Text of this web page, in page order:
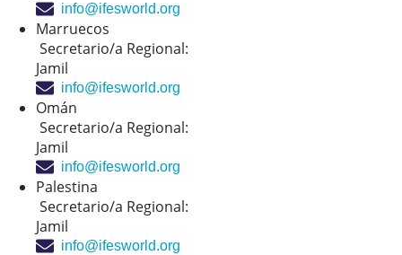
info@ifesworld.org
Marruecos
Secretario/a Regional:
Jamil
info@ifesworld.org
Omán
Secretario/a Regional:
Jamil
info@ifesworld.org
Palestina
Secretario/a Regional:
Jamil
info@ifesworld.org